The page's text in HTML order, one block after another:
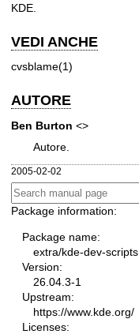
KDE.
VEDI ANCHE
cvsblame(1)
AUTORE
Ben Burton <>
Autore.
2005-02-02
Package information:
Package name:
extra/kde-dev-scripts
Version:
26.04.3-1
Upstream:
https://www.kde.org/
Licenses: